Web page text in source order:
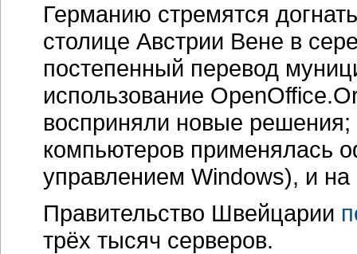
Германию стремятся
столице Австрии Вене в
постепенный перевод
использование
восприняли новые
компьютеров применялась
управлением Windows), и
Правительство Швейцарии
трёх тысяч серверов.